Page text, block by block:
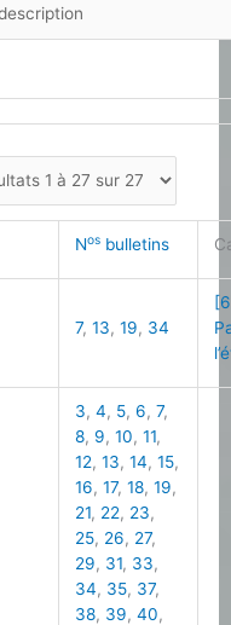
Nos bulletins
7,13,19, 34
3,4, 5,6,7,
8, 9,10,11,
12,13,14,15,
16,17,18,19,
21, 22, 23,
25, 26, 27,
29, 31, 33,
34, 35, 37,
38, 39,40,